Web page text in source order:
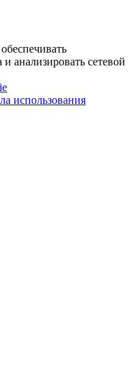
анализировать сетевой
использования